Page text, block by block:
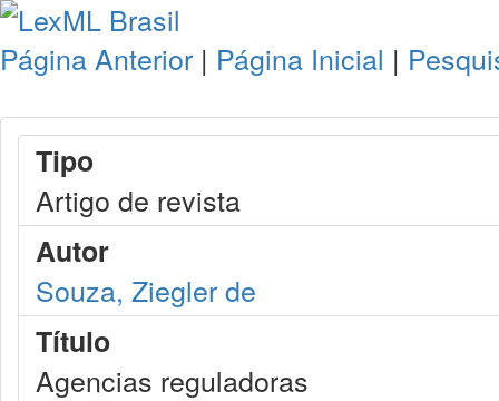
Página Anterior | Página Inicial |
Tipo
Artigo de revista
Autor
Souza, Ziegler de
Título
Agencias reguladoras